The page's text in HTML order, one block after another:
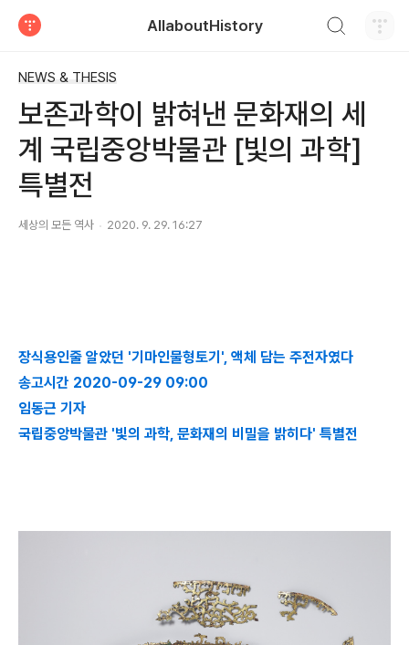
AllaboutHistory
NEWS & THESIS
보존과학이 밝혀낸 문화재의 세
계 국립중앙박물관 [빛의 과학]
특별전
세상의 모든 역사 2020. 9. 29. 16:27
장식용인줄 알았던 '기마인물형토기', 액체 담는 주전자였다
송고시간 2020-09-29 09:00
임동근 기자
국립중앙박물관 '빛의 과학, 문화재의 비밀을 밝히다' 특별전